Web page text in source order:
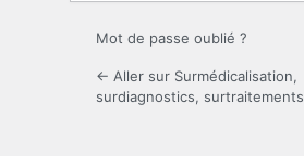
Mot de passe oublié ?
← Aller sur Surmédicalisation,
surdiagnostics, surtraitements